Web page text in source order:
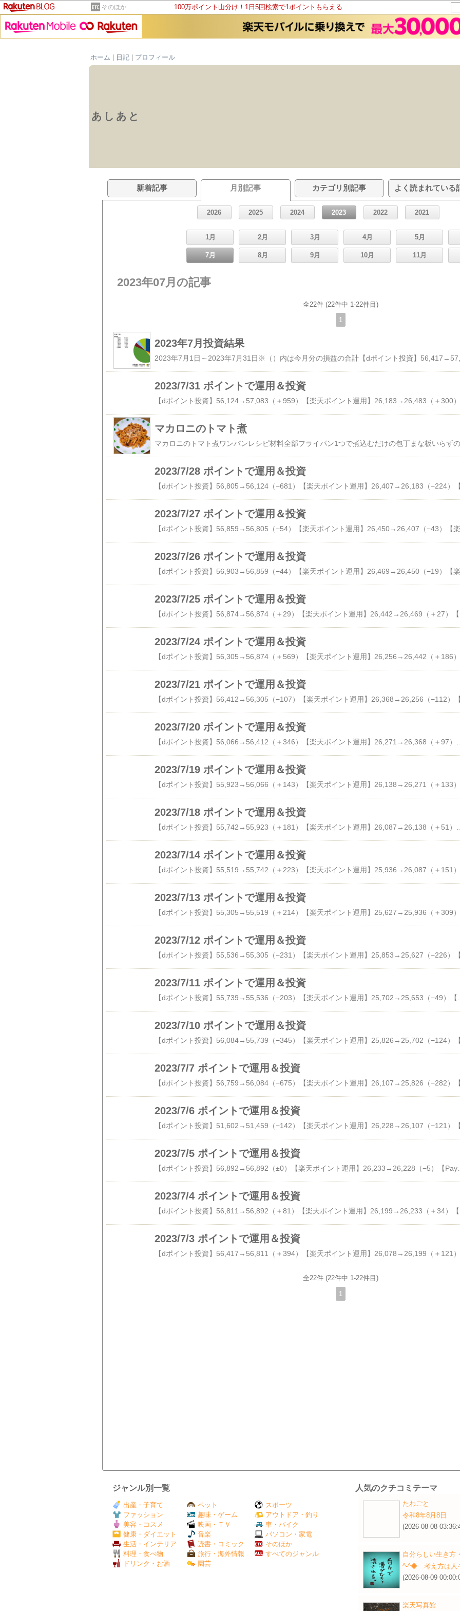
そのほか 100万ポイント山分け！1日5回検索で1ポイントもらえる
ホーム
日記 プロフィール
あしあと
新着記事 月別記事 カテゴリ別記事 よく読まれている
2026 2025 2024 2023 2022 2021
1月 2月 3月 4月 5月
7月 8月 9月 10月 11月
2023年07月の記事
全22件 (22件中 1-22件目)
1
2023年7月投資結果
2023/7/31 ポイントで運用＆投資
マカロニのトマト煮
2023/7/28 ポイントで運用＆投資
2023/7/27 ポイントで運用＆投資
2023/7/26 ポイントで運用＆投資
2023/7/25 ポイントで運用＆投資
2023/7/24 ポイントで運用＆投資
2023/7/21 ポイントで運用＆投資
2023/7/20 ポイントで運用＆投資
2023/7/19 ポイントで運用＆投資
2023/7/18 ポイントで運用＆投資
2023/7/14 ポイントで運用＆投資
2023/7/13 ポイントで運用＆投資
2023/7/12 ポイントで運用＆投資
2023/7/11 ポイントで運用＆投資
2023/7/10 ポイントで運用＆投資
2023/7/7 ポイントで運用＆投資
2023/7/6 ポイントで運用＆投資
2023/7/5 ポイントで運用＆投資
【dポイント投資】56,892→56,892（±0）【楽天ポイント運用】26,233→26,228（−5）【PayPayポイント運用】△10,408→10,385（−23）【auPayポイント運用】1,904→1,902（−2）【日興フロッギー】86,883→86,706（−177）【楽天証券】74,235→74,144（−91）【PayPay証券】90,844→90,841（−3）【LINE証券】24,783→24,775（−8）【SBI証券】44,203→44,335（＋132）利益が20%乗った銘柄は半分利確してる。米国市場休場のためdポイント投資は為替の変動分だけ。±0だった。ランキングぽちりお願いします
2023/7/4 ポイントで運用＆投資
2023/7/3 ポイントで運用＆投資
全22件 (22件中 1-22件目)
1
ジャンル別一覧
出産・子育て
ファッション
美容・コスメ
健康・ダイエット
生活・インテリア
料理・食べ物
ドリンク・お酒
ペット
趣味・ゲーム
映画・ＴＶ
音楽
読書・コミック
旅行・海外情報
園芸
スポーツ
アウトドア・釣り
車・バイク
パソコン・家電
そのほか
すべてのジャンル
人気のクチコミテーマ
たわごと
令和8年8月8日
(2026-08-08
自分らしい生き方
^-^◆ 考え方は人
(2026-08-09
楽天写真館